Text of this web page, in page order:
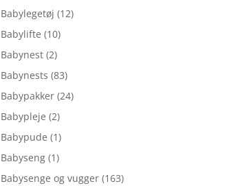
Babylegetøj (12)
Babylifte (10)
Babynest (2)
Babynests (83)
Babypakker (24)
Babypleje (2)
Babypude (1)
Babyseng (1)
Babysenge og vugger (163)